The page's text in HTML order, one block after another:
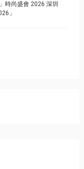
時尚盛會 2026 深圳
」